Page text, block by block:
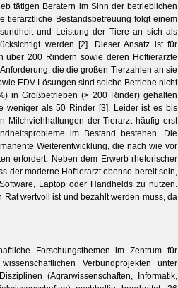
tätigen Beratern im Sinn der betrieblichen
tierärztliche Bestandsbetreuung folgt einem
und Leistung der Tiere an sich als
werden [2]. Dieser Ansatz ist für
über 200 Rindern sowie deren Hoftierärzte
die die großen Tierzahlen an sie
EDV-Lösungen sind solche Betriebe nicht
in Großbetrieben (> 200 Rinder) gehalten
weniger als 50 Rinder [3]. Leider ist es bis
Milchviehhaltungen der Tierarzt häufig erst
im Bestand bestehen. Die
Weiterentwicklung, die nach wie vor
erfordert. Neben dem Erwerb rhetorischer
der moderne Hoftierarzt ebenso bereit sein,
Laptop oder Handhelds zu nutzen.
wertvoll ist und bezahlt werden muss, da
Forschungsthemen im Zentrum für
Verbundprojekten unter
(Agrarwissenschaften, Informatik,